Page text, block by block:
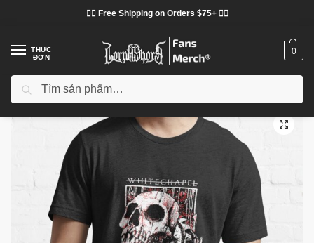
❤️‍🔥 Free Shipping on Orders $75+ ❤️‍🔥
THỰC
ĐƠN
0
Trang chủ / Cửa hàng / Lorna Shore vải